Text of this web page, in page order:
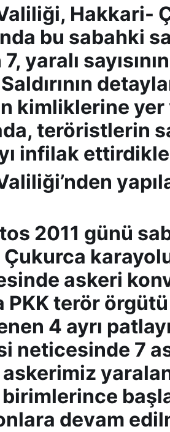
Hakkari-
bu sabahki
7, yaralı
kimliklerine
teröristlerin
infilak
2011 günü
askeri
PKK terör
4 ayrı
neticesinde 7
devam